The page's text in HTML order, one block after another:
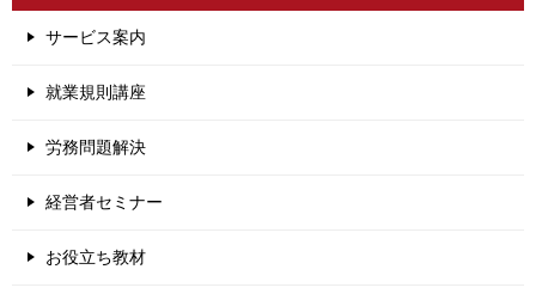
サービス案内
就業規則講座
労務問題解決
経営者セミナー
お役立ち教材